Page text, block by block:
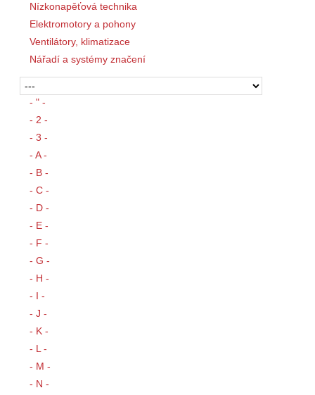
Nízkonapěťová technika
Elektromotory a pohony
Ventilátory, klimatizace
Nářadí a systémy značení
- " -
- 2 -
- 3 -
- A -
- B -
- C -
- D -
- E -
- F -
- G -
- H -
- I -
- J -
- K -
- L -
- M -
- N -